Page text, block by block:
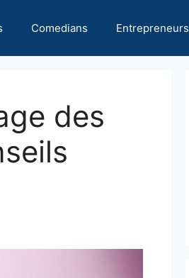
Comedians Entrepreneurs
des